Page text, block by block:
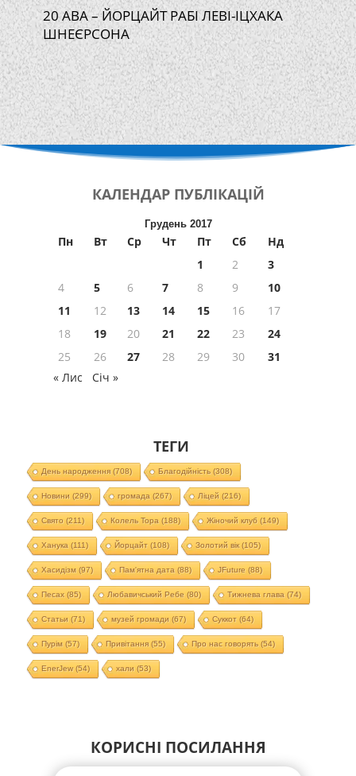
20 АВА – ЙОРЦАЙТ РАБІ ЛЕВІ-ІЦХАКА
ШНЕЄРСОНА
КАЛЕНДАР ПУБЛІКАЦІЙ
Грудень 2017
Пн Вт Ср Чт Пт Сб
Нд
1
2
3
4
5 6 7 8 9
10
11
12 13 14 15 16
17
18
19 20 21 22 23
24
25
26 27 28 29 30
31
« Лис
Січ »
ТЕГИ
День народження(708) Благодійність (308)
Новини (299) громада (267) Ліцей (216)
Свято (211) Колель Тора (188) Жіночий клуб (149)
Ханука (111) Йорцайт (108) Золотий вік(105)
Хасидізм (97) Пам'ятна дата (88) JFuture (88)
Песах(85) Любавичський Ребе (80) Тижнева глава (74)
Статьи (71) музей громади (67) Суккот (64)
Пурім (57) Привітання(55) Про нас говорять (54)
EnerJew(54) хали (53)
КОРИСНІ ПОСИЛАННЯ